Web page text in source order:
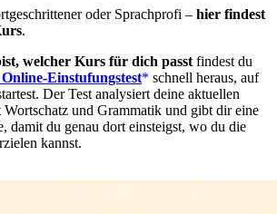
oder Sprachprofi – hier findest
.
welcher Kurs für dich passtfindest du
Online-Einstufungstest
schnell heraus, auf
Der Test analysiert deine aktuellen
und Grammatik und gibt dir eine
damit du genau dort einsteigst, wo du die
kannst.